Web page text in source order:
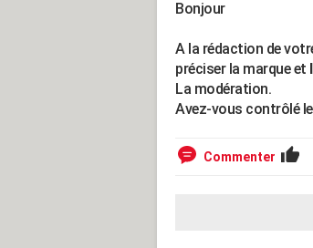
Bonjour
A la rédaction de
préciser la marque et
La modération.
Avez-vous contrôlé
Commenter